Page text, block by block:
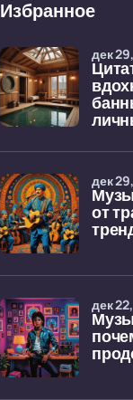
Избранное
дек
от
дек
дек